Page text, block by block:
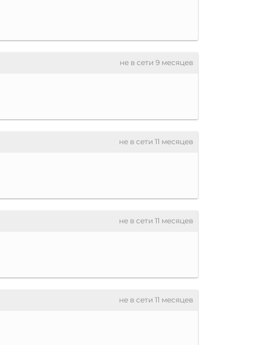
не в сети 9 месяцев
не в сети 11 месяцев
не в сети 11 месяцев
не в сети 11 месяцев